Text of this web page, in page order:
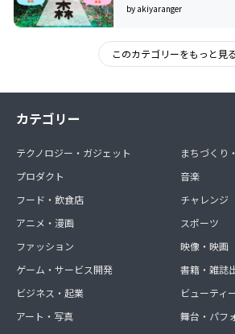
by akiyaranger
このカテゴリーをもっと見る
カテゴリー
テクノロジー・ガジェット
プロダクト
フード・飲食店
アニメ・漫画
ファッション
ゲーム・サービス開発
ビジネス・起業
アート・写真
まちづくり
音楽
チャレンジ
スポーツ
映像・映画
書籍・雑誌
ビューティ
舞台・パフ